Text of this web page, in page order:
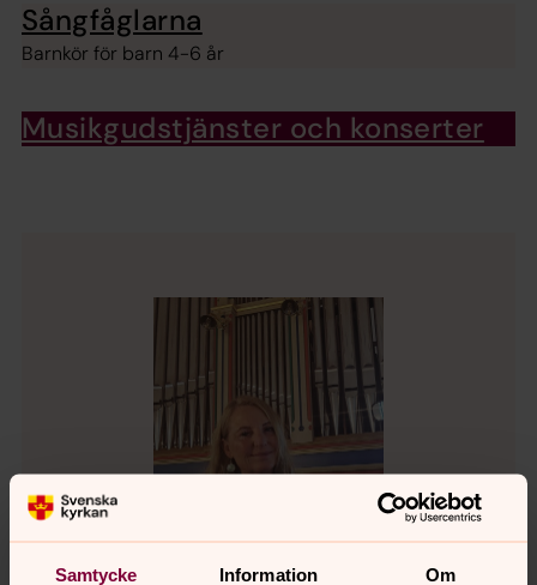
Samtycke Information Om
Sångfåglarna
Barnkör för barn 4-6 år
Musikgudstjänster och konserter